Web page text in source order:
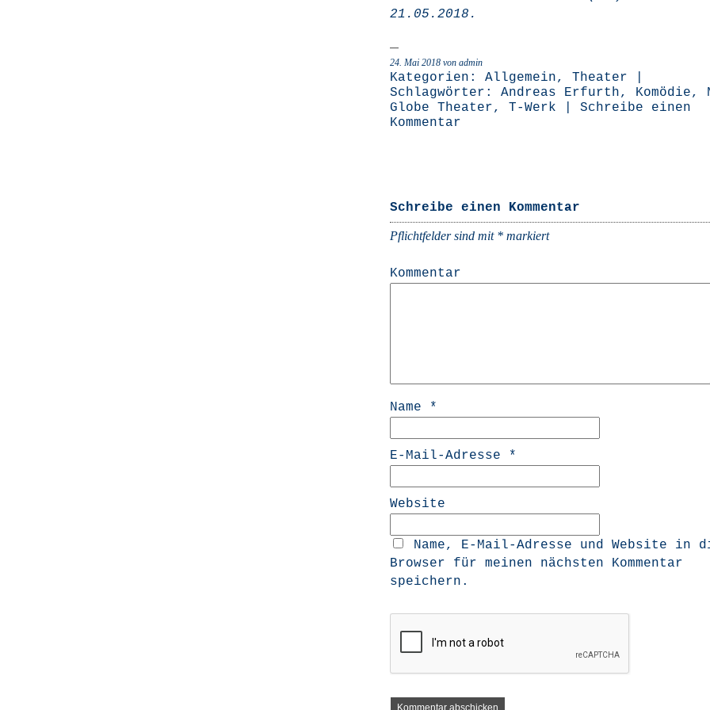
21.05.2018.
24. Mai 2018 von admin
Kategorien: Allgemein, Theater
Schlagwörter: Andreas Erfurth, Komödie,
Globe Theater, T-Werk
Schreibe einen
Kommentar
Schreibe einen Kommentar
Pflichtfelder sind mit * markiert
Kommentar
Name *
E-Mail-Adresse *
Website
Name, E-Mail-Adresse und Website in
Browser für meinen nächsten Kommentar
speichern.